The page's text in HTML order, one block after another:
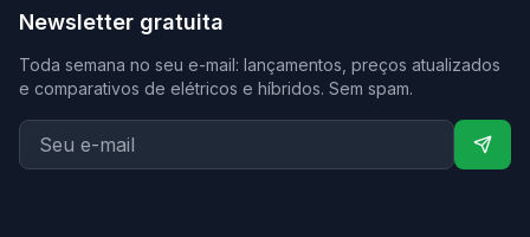
Newsletter gratuita
Toda semana no seu e-mail: lançamentos, preços atualizados
e comparativos de elétricos e híbridos. Sem spam.